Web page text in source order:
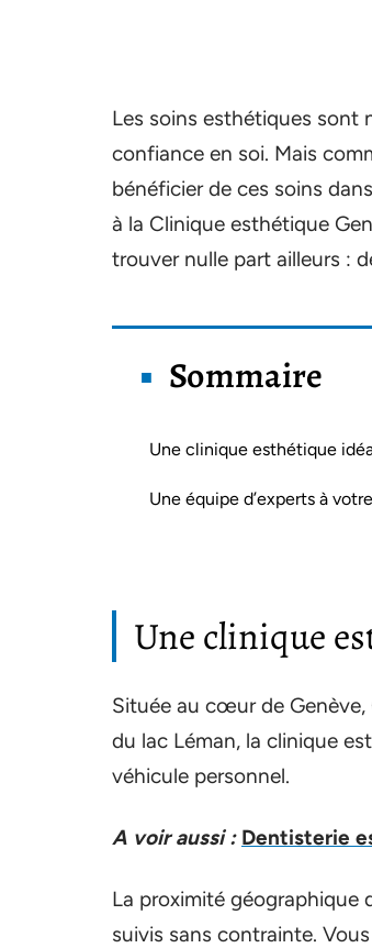
Les soins esthétiques sont
confiance en soi. Mais
bénéficier de ces soins
à la Clinique esthétique
trouver nulle part ailleurs :
Sommaire
Une clinique esthétique
Une équipe d’experts à
Une clinique
Située au cœur de Genève,
du lac Léman, la clinique
véhicule personnel.
A voir aussi : Dentisterie
La proximité géographique
suivis sans contrainte.